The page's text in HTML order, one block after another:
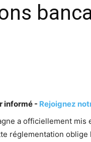
informé - Rejoignez
a officiellement
réglementation